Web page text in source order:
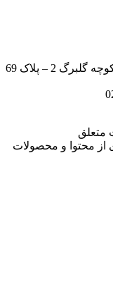
آدرس: کرج – میدان والفجر – خیابان یکتا – کوچه گلبرگ 2 – پلاک 69
و محصولات